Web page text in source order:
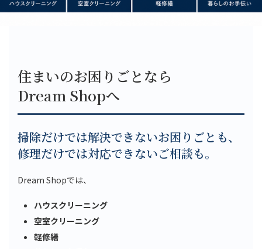
住まいのお困りごとなら
Dream Shopへ
掃除だけでは解決できないお困りごとも、
修理だけでは対応できないご相談も。
Dream Shopでは、
ハウスクリーニング
空室クリーニング
軽修繕